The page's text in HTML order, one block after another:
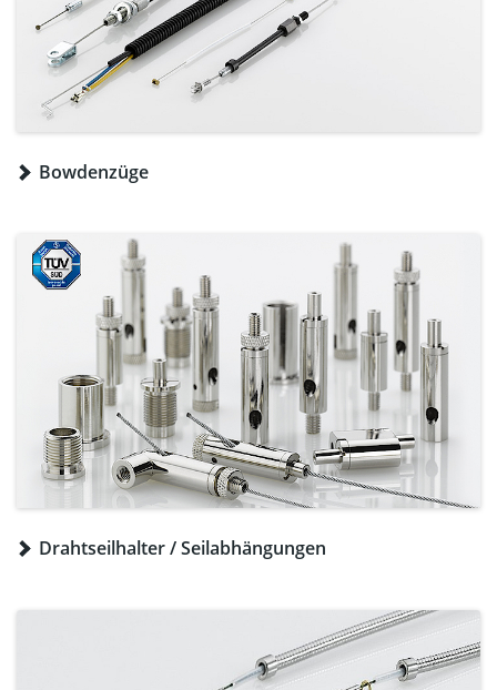
Bowdenzüge
Drahtseilhalter / Seilabhängungen